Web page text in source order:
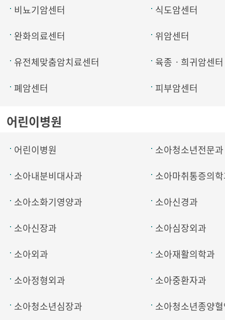
비뇨기암센터
식도암센터
완화의료센터
위암센터
유전체맞춤암치료센터
육종ㆍ희귀암센터
폐암센터
피부암센터
어린이병원
어린이병원
소아청소년전문과
소아내분비대사과
소아마취통증의
소아소화기영양과
소아신경과
소아신장과
소아심장외과
소아외과
소아재활의학과
소아정형외과
소아중환자과
소아청소년심장과
소아청소년종양